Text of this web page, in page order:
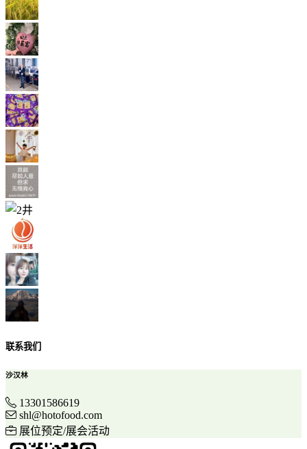
联系我们
沙汉林
13301586619
shl@hotofood.com
展位预定/展会活动